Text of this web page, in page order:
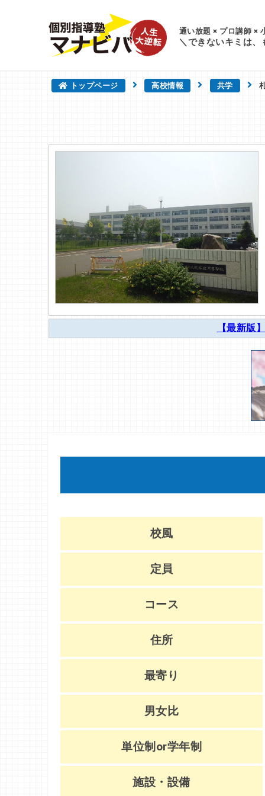
通い放題 × プロ講師 ×
＼できないキミは、
トップページ 高校情報 共学
【最新版
校風
定員
コース
住所
最寄り
男女比
単位制or学年制
施設・設備